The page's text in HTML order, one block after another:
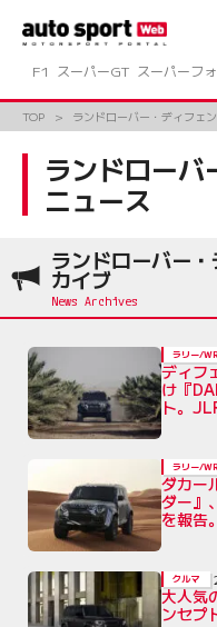
ツ
ス
F1 スーパーGT スーパーフ
TOP ランドローバー・ディフェ
ランドローバ
ニュース
ランドローバー
カイブ
ディフ
け『
ト。
ラリー/
ダカー
ダー』
を報告
ラリー/
大人気
ンセプ
クルマ